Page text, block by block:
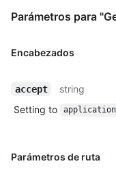
Parámetros para
Encabezados
accept
string
Setting to
Parámetros de ruta